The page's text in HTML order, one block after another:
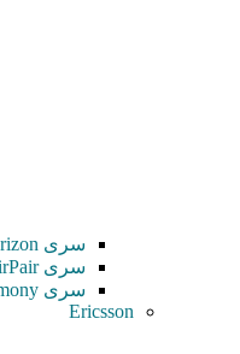
سری Horizon
سری AirPair
سری Harmony
Ericsson